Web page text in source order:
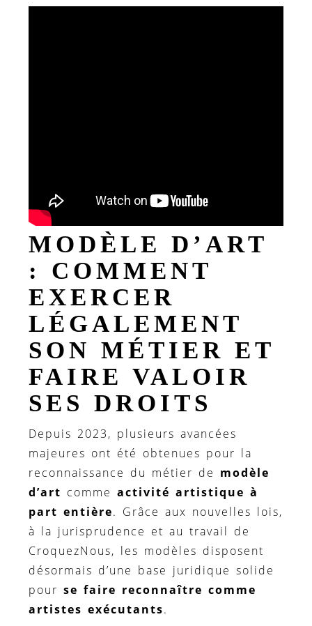
MODÈLE D’ART
: COMMENT
EXERCER
LÉGALEMENT
SON MÉTIER ET
FAIRE VALOIR
SES DROITS
Depuis 2023, plusieurs avancées
majeures ont été obtenues pour la
reconnaissance du métier de modèle
d’art commeactivité artistique à
part entière. Grâce aux nouvelles lois,
à la jurisprudence et au travail de
CroquezNous, les modèles disposent
désormais d’une base juridique solide
pourse faire reconnaître comme
artistes exécutants.